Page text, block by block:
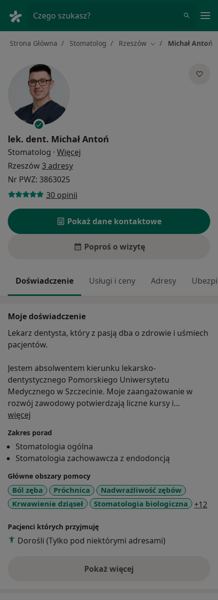
Czego szukasz?
Strona Główna Stomatolog Rzeszów Zmień miasto
Michał Antoń
lek. dent. Michał Antoń
Stomatolog · Więcej
Rzeszów3 adresy
Nr PWZ: 3863025
30 opinii
Pokaż dane kontaktowe
Poproś o wizytę
Doświadczenie Usługi i ceny Adresy
Moje doświadczenie
Lekarz dentysta, który z pasją dba o zdrowie i uśmiech
pacjentów.
Jestem absolwentem kierunku lekarsko-
dentystycznego Pomorskiego Uniwersytetu
Medycznego w Szczecinie. Moje zaangażowanie w
rozwój zawodowy potwierdzają liczne kursy i
szkolenia, które regularnie odbywam, aby zapewnić
stomatologicznej.
Specjalizuję się w stomatologii zachowawczej oraz
endodoncji, korzystając z najnowocześniejszych
technik i sprzętu. Moje holistyczne podejście do
pacjenta pozwala mi kompleksowo diagnozować i
rozwiązywać wszelkie problemy, zapewniając
zabiegów.
wolnych chwilach oddaję się pasji do sportu, zwłaszcza
więcej
Zakres porad
Stomatologia ogólna
Stomatologia zachowawcza z endodoncją
Główne obszary pomocy
Ból zęba Próchnica
Nadwrażliwość zębów
Krwawienie dziąseł
Stomatologia biologiczna +12
Pacjenci których przyjmuję
Dorośli (Tylko pod niektórymi adresami)
Pokaż więcejo doświadczeniu